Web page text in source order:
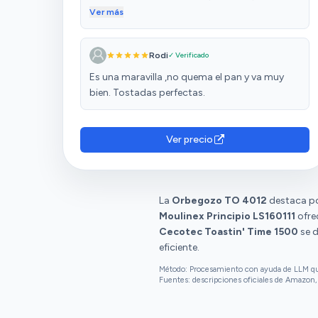
tostar rápido y de forma uniforme. Dispone
descongelación, calienta panecillos, y parada
rápida para mayor control. La bandeja
recogemigas facilita la limpieza, y su
desconexión automática mejora la seguridad.
y funcional para quienes buscan una
tostadora básica con buenas prestaciones a
Ver más
Rodi✓ Verificado
Es una maravilla ,no quema el pan y va muy
bien. Tostadas perfectas.
Ver precio
La Orbegozo TO 4012 destaca
Moulinex Principio LS160111
Cecotec Toastin' Time 1500 se
eficiente.
Método: Procesamiento con ayuda de LLM
Fuentes: descripciones oficiales de